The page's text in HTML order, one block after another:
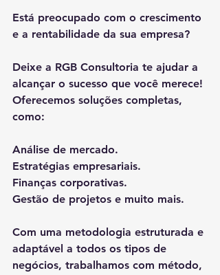
Está preocupado com o crescimento
e a rentabilidade da sua empresa?
Deixe a RGB Consultoria te ajudar a
alcançar o sucesso que você merece!
Oferecemos soluções completas,
como:
Análise de mercado.
Estratégias empresariais.
Finanças corporativas.
Gestão de projetos e muito mais.
Com uma metodologia estruturada e
adaptável a todos os tipos de
negócios, trabalhamos com método,